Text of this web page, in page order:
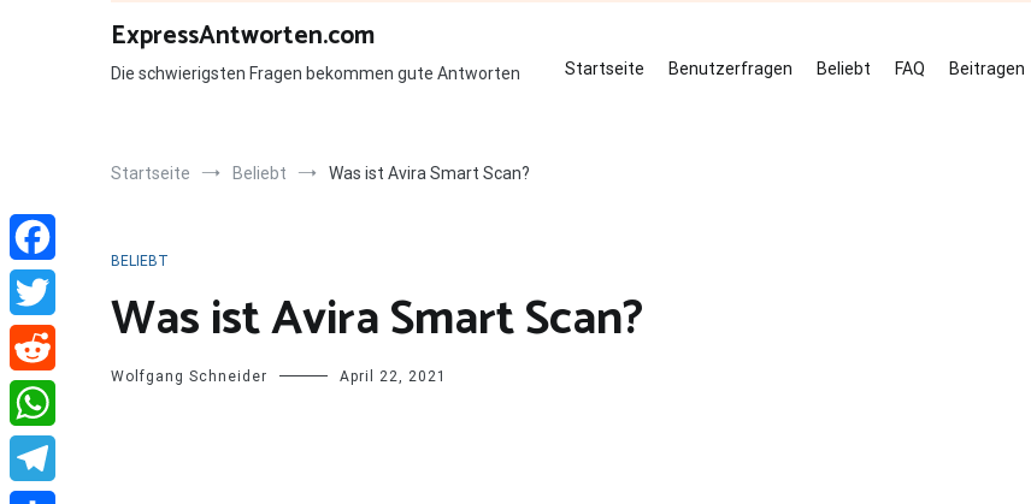
ExpressAntworten.com
Die schwierigsten Fragen bekommen gute Antworten Startseite Benutzerfragen Beliebt FAQ Beitragen
Startseite Beliebt Was ist Avira Smart Scan?
BELIEBT
Was ist Avira Smart Scan?
Wolfgang Schneider April 22, 2021
Facebook
Twitter
Reddit
WhatsApp